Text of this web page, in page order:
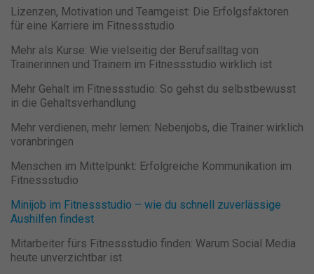
Lizenzen, Motivation und Teamgeist: Die Erfolgsfaktoren
für eine Karriere im Fitnessstudio
Mehr als Kurse: Wie vielseitig der Berufsalltag von
Trainerinnen und Trainern im Fitnessstudio wirklich ist
Mehr Gehalt im Fitnessstudio: So gehst du selbstbewusst
in die Gehaltsverhandlung
Mehr verdienen, mehr lernen: Nebenjobs, die Trainer wirklich
voranbringen
Menschen im Mittelpunkt: Erfolgreiche Kommunikation im
Fitnessstudio
Minijob im Fitnessstudio – wie du schnell zuverlässige
Aushilfen findest
Mitarbeiter fürs Fitnessstudio finden: Warum Social Media
heute unverzichtbar ist